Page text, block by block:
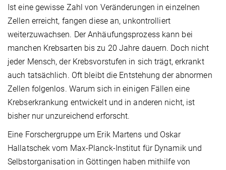
Ist eine gewisse Zahl von Veränderungen in einzelnen
Zellen erreicht, fangen diese an, unkontrolliert
weiterzuwachsen. Der Anhäufungsprozess kann bei
manchen Krebsarten bis zu 20 Jahre dauern. Doch nicht
jeder Mensch, der Krebsvorstufen in sich trägt, erkrankt
auch tatsächlich. Oft bleibt die Entstehung der abnormen
Zellen folgenlos. Warum sich in einigen Fällen eine
Krebserkrankung entwickelt und in anderen nicht, ist
bisher nur unzureichend erforscht.
Eine Forschergruppe um Erik Martens und Oskar
Hallatschek vom Max-Planck-Institut für Dynamik und
Selbstorganisation in Göttingen haben mithilfe von